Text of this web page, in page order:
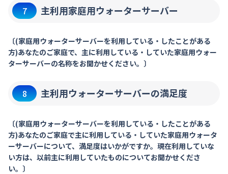
7 主利用家庭用ウォーターサーバー
〔(家庭用ウォーターサーバーを利用している・したことがある
方)あなたのご家庭で、主に利用している・していた家庭用ウォー
ターサーバーの名称をお聞かせください。〕
8 主利用ウォーターサーバーの満足度
〔(家庭用ウォーターサーバーを利用している・したことがある
方)あなたのご家庭で主に利用している・していた家庭用ウォータ
ーサーバーについて、満足度はいかがですか。現在利用していな
い方は、以前主に利用していたものについてお聞かせくださ
い。〕